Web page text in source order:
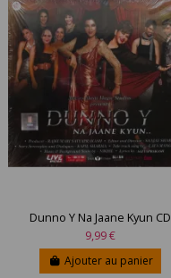
Dunno Y Na Jaane Kyun CD
9,99 €
Ajouter au panier